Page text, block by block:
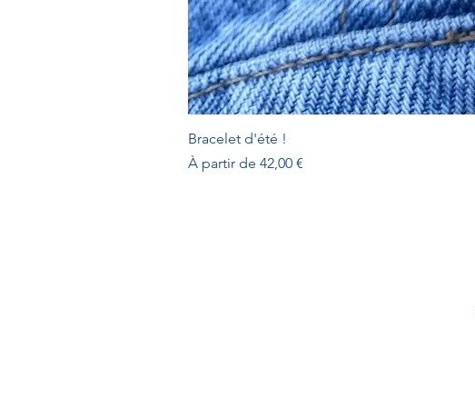
Bracelet d'été !
À partir de 42,00 €
Prix promotionnel